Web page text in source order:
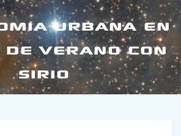
URBANA EN
DE VERANO CON
SIRIO